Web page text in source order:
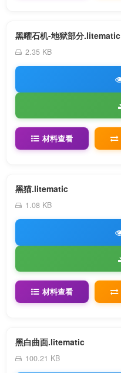
黑曜石机-地狱部分.litematic
2.35 KB
材料查看
黑猫.litematic
1.08 KB
材料查看
黑白曲面.litematic
100.21 KB